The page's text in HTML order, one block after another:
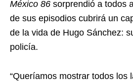
México 86 sorprendió a todos
de sus episodios cubrirá un
de la vida de Hugo Sánchez:
policía.
“Queríamos mostrar todos los